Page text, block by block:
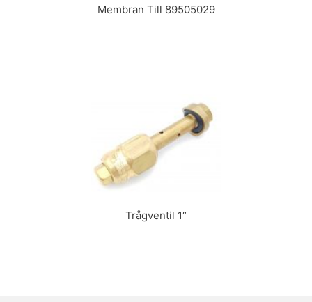
Membran Till 89505029
Trågventil 1″